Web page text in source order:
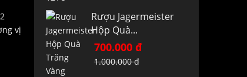
vị
Rượu Jagermeister
Hộp Quà...
700.000 đ
1.000.000 đ